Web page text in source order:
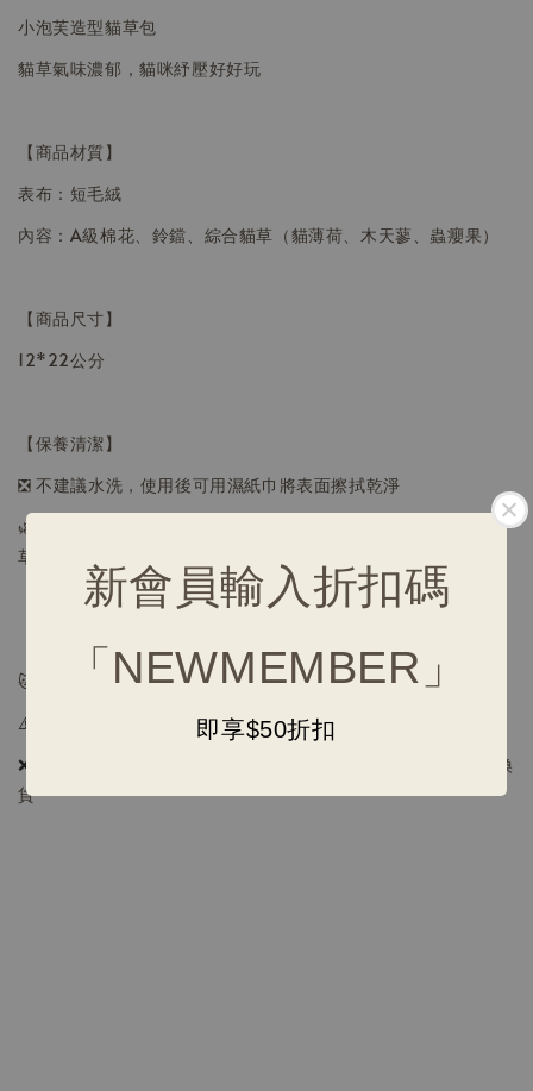
新會員輸入折扣碼
「NEWMEMBER」
即享$50折扣
小泡芙造型貓草包
貓草氣味濃郁，貓咪紓壓好好玩
【商品材質】
表布：短毛絨
內容：A級棉花、鈴鐺、綜合貓草（貓薄荷、木天蓼、蟲癭果）
【商品尺寸】
12*22公分
【保養清潔】
❎ 不建議水洗，使用後可用濕紙巾將表面擦拭乾淨
🌿
若味道變淡，可將玩具及貓草放入密封袋中，輕輕搓揉增加貓
草香氣
🐱 幼貓、老貓及部分貓咪可能對貓草沒有反應
⚠️ 懷孕、心臟病高血壓貓貓，請評估使用
❌
接觸性用品，因衛生考量不適用消保法7日鑑賞期，不提供退換
貨